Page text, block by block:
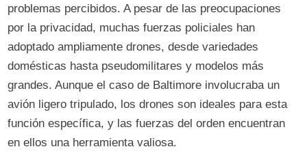
problemas percibidos. A pesar de las preocupaciones
por la privacidad, muchas fuerzas policiales han
adoptado ampliamente drones, desde variedades
domésticas hasta pseudomilitares y modelos más
grandes. Aunque el caso de Baltimore involucraba un
avión ligero tripulado, los drones son ideales para esta
función específica, y las fuerzas del orden encuentran
en ellos una herramienta valiosa.